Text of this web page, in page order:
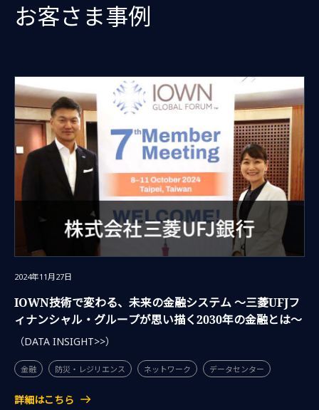
お客さま事例
2024年11月27日
IOWN技術で変わる、未来の金融システム ～三菱UFJフ
ィナンシャル・グループが思い描く2030年の金融とは～
（DATA INSIGHT>>）
金融 防災・レジリエンス ネットワーク データセンター
詳細はこちら